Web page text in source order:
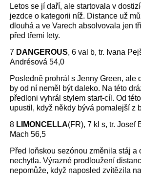
Letos se jí daří, ale startovala v
jezdce o kategorii níž. Distance už
dlouhá a ve Varech absolvovala jen
před třemi lety.
7 DANGEROUS, 6 val b, tr. Ivana
Andrésová 54,0
Posledně prohrál s Jenny Green, ale
by od ní neměl být daleko. Na této
předloni vyhrál stylem start-cíl. Od
upustil, když někdy bývá pomalejší z
8 LIMONCELLA(FR), 7 kl s, tr. Josef
Mach 56,5
Před loňskou sezónou změnila stáj a
nechytla. Výrazné prodloužení
nepomůže, když naposled zvítězila na